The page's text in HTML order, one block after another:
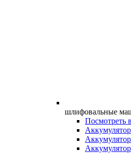
шлифовальные
Посмотреть